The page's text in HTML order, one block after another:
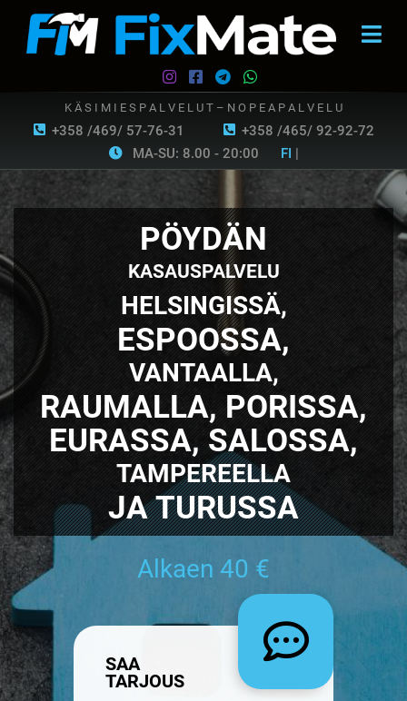
+358 /469/ 57-76-31 +358 /465/ 92-92-72
K Ä S I M I E S P A L V E L U T – N O P E A P A L V E L U
MA-SU: 8.00 - 20:00 FI |
PÖYDÄN
KASAUSPALVELU
HELSINGISSÄ,
ESPOOSSA,
VANTAALLA,
RAUMALLA, PORISSA,
EURASSA, SALOSSA,
TAMPEREELLA
JA TURUSSA
Alkaen 40 €
SAA
TARJOUS